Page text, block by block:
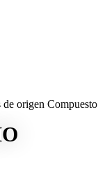
origen Compuesto